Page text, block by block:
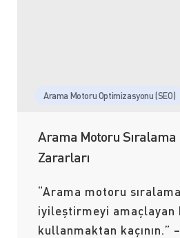
Arama Motoru Optimizasyonu (SEO)
Arama Motoru
Zararları
“Arama motoru
iyileştirmeyi amaçlayan
kullanmaktan kaçının.”